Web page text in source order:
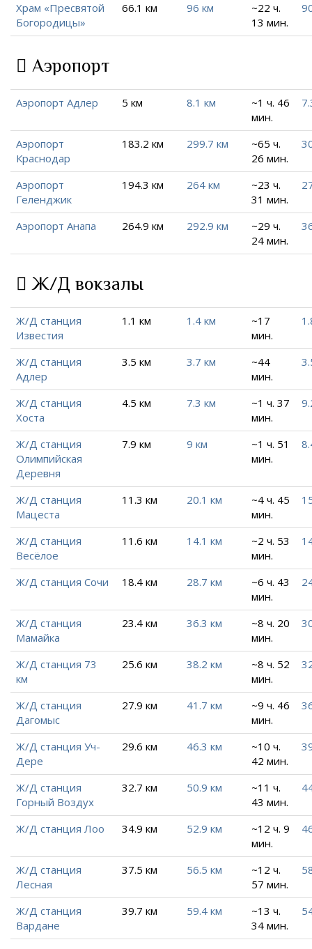
Храм «Пресвятой
Богородицы»
66.1 км 96 км
~22 ч.
13 мин.
Аэропорт
Аэропорт Адлер 5 км 8.1 км
~1 ч. 46
мин.
Аэропорт
Краснодар
183.2 км 299.7 км
~65 ч.
26 мин.
Аэропорт
Геленджик
194.3 км 264 км
~23 ч.
31 мин.
Аэропорт Анапа 264.9 км 292.9 км
~29 ч.
24 мин.
Ж/Д вокзалы
Ж/Д станция
Известия
1.1 км 1.4 км
~17
мин.
Ж/Д станция
Адлер
3.5 км 3.7 км
~44
мин.
Ж/Д станция
Хоста
4.5 км 7.3 км
~1 ч. 37
мин.
Ж/Д станция
Олимпийская
Деревня
7.9 км 9 км
~1 ч. 51
мин.
Ж/Д станция
Мацеста
11.3 км 20.1 км
~4 ч. 45
мин.
Ж/Д станция
Весёлое
11.6 км 14.1 км
~2 ч. 53
мин.
Ж/Д станция Сочи 18.4 км 28.7 км
~6 ч. 43
мин.
Ж/Д станция
Мамайка
23.4 км 36.3 км
~8 ч. 20
мин.
Ж/Д станция 73
км
25.6 км 38.2 км
~8 ч. 52
мин.
Ж/Д станция
Дагомыс
27.9 км 41.7 км
~9 ч. 46
мин.
Ж/Д станция Уч-
Дере
29.6 км 46.3 км
~10 ч.
42 мин.
Ж/Д станция
Горный Воздух
32.7 км 50.9 км
~11 ч.
43 мин.
Ж/Д станция Лоо 34.9 км 52.9 км
~12 ч. 9
мин.
Ж/Д станция
Лесная
37.5 км 56.5 км
~12 ч.
57 мин.
Ж/Д станция
Вардане
39.7 км 59.4 км
~13 ч.
34 мин.